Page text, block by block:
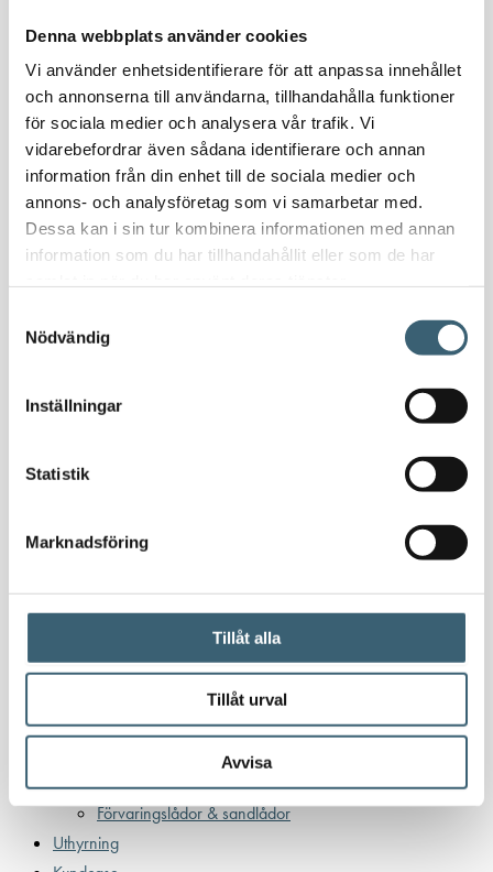
Denna webbplats använder cookies
Vi använder enhetsidentifierare för att anpassa innehållet
och annonserna till användarna, tillhandahålla funktioner
för sociala medier och analysera vår trafik. Vi
vidarebefordrar även sådana identifierare och annan
information från din enhet till de sociala medier och
annons- och analysföretag som vi samarbetar med.
Dessa kan i sin tur kombinera informationen med annan
information som du har tillhandahållit eller som de har
Nödvändig
Inställningar
Statistik
Marknadsföring
Tillåt alla
Tillåt urval
Avvisa
Specialsvetsade lagringstankar
Ståltankar för lagring, transport & process
AdBlue
AdBluetankar
AdBlue transporttankar
AdBluepumpar & tillbehör
Diesel
Dieseltankar ADR 500-3000 liter
Uppsamlingskärl för fat & IBC
Spilloljetankar & utrustning
Oljepumpar & tillbehör
Förvaringslådor & sandlådor
Uthyrning